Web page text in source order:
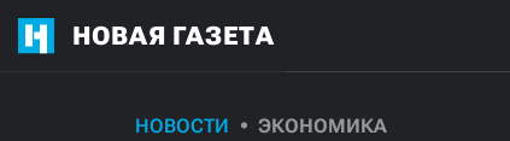
НОВАЯ ГАЗЕТА
НОВОСТИ ЭКОНОМИКА